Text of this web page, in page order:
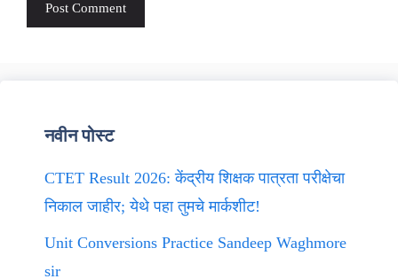
नवीन पोस्ट
CTET Result 2026: केंद्रीय शिक्षक पात्रता परीक्षेचा
निकाल जाहीर; येथे पहा तुमचे मार्कशीट!
Unit Conversions Practice Sandeep Waghmore
sir